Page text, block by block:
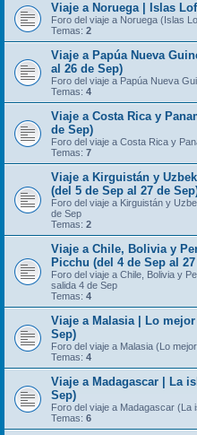
Viaje a Noruega | Islas
Foro del viaje a Noruega (Islas
Temas: 2
Viaje a Papúa Nueva
al 26 de Sep)
Foro del viaje a Papúa Nueva
Temas: 4
Viaje a Costa Rica y
de Sep)
Foro del viaje a Costa Rica y
Temas: 7
Viaje a Kirguistán y
(del 5 de Sep al 27 de
Foro del viaje a Kirguistán y
de Sep
Temas: 2
Viaje a Chile, Bolivia y
Picchu (del 4 de Sep al
Foro del viaje a Chile, Bolivia y
salida 4 de Sep
Temas: 4
Viaje a Malasia | Lo
Sep)
Foro del viaje a Malasia (Lo
Temas: 4
Viaje a Madagascar | La
Sep)
Foro del viaje a Madagascar (La
Temas: 6